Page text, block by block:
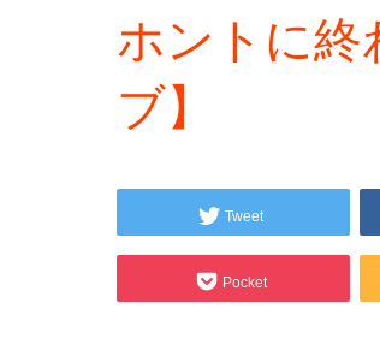
ホントに終
ブ】
Tweet
Pocket